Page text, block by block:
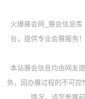
火爆展会网_展会信息
台，提供专业会展服务
本站展会信息均由网友
务，因办展过程的不可
情况，请您参展